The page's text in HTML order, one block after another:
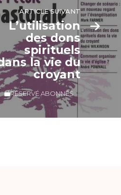
ARTICLE SUIVANT
L’utilisation
des dons
spirituels
la vie du
croyant
RÉSERVÉ ABONNÉS